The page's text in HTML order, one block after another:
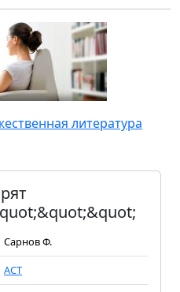
литература
Сарнов Ф.
АСТ